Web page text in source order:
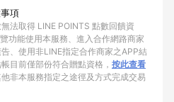
項
法取得 LINE POINTS 點數回饋資
功能使用本服務、進入合作網路商家
、使用非LINE指定合作商家之APP結
目前僅部份符合贈點資格， 按此查看
他非本服務指定之途徑及方式完成交易